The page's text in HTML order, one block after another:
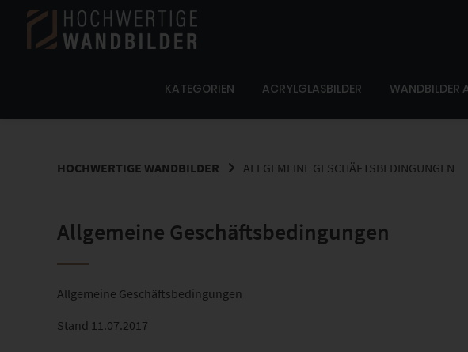
Springe
Inhalt
KATEGORIEN ACRYLGLASBILDER WANDBILDER
HOCHWERTIGE WANDBILDER ALLGEMEINE GESCHÄFTSBEDINGUNGEN
Allgemeine Geschäftsbedingungen
Allgemeine Geschäftsbedingungen
Stand 11.07.2017